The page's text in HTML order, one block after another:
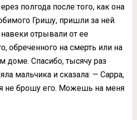
полгода после того, как она
Гришу, пришли за ней.
отрывали от ее
обреченного на смерть или на
доме. Спасибо, тысячу раз
мальчика и сказала: — Сарра,
не брошу его. Можешь на меня